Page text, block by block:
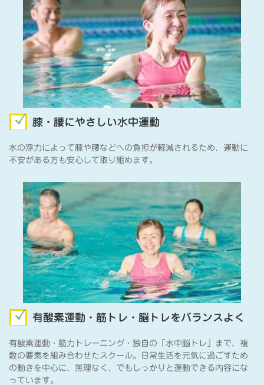
膝・腰にやさしい水中運動
水の浮力によって膝や腰などへの負担が軽減されるため、運動に
不安がある方も安心して取り組めます。
有酸素運動・筋トレ・脳トレをバランスよく
有酸素運動・筋力トレーニング・独自の「水中脳トレ」まで、複
数の要素を組み合わせたスクール。日常生活を元気に過ごすため
の動きを中心に、無理なく、でもしっかりと運動できる内容にな
っています。